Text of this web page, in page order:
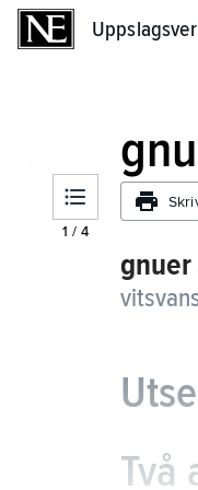
1 / 4
gnuer
Två